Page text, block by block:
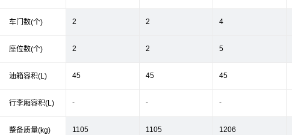
车门数(个)
座位数(个)
油箱容积(L)
行李厢容积(L)
整备质量(kg)
2 2 4
2 2 5
45 45 45
- - -
1105 1105 1206